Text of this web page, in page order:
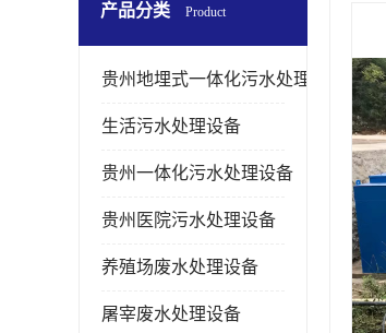
产品分类 Product
贵州地埋式一体化污水处理设备
生活污水处理设备
贵州一体化污水处理设备
贵州医院污水处理设备
养殖场废水处理设备
屠宰废水处理设备